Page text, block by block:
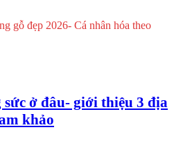
gỗ đẹp 2026- Cá nhân hóa theo
ở đâu- giới thiệu 3 địa
khảo